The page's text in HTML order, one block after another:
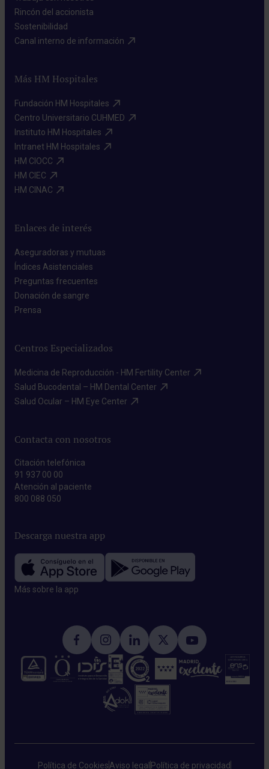
Rincón del accionista​
Sostenibilidad​
Canal interno de información​
Más HM Hospitales
Fundación HM Hospitales​
Centro Universitario CUHMED​
Instituto HM Hospitales​
Intranet HM Hospitales​
HM CIOCC​
HM CIEC​
HM CINAC​
Enlaces de interés
Aseguradoras y mutuas​
Índices Asistenciales​
Preguntas frecuentes​
Donación de sangre​
Prensa​
Centros Especializados
Medicina de Reproducción - HM Fertility Center​
Salud Bucodental – HM Dental Center​
Salud Ocular – HM Eye Center​
Contacta con nosotros
Citación telefónica
91 937 00 00
Atención al paciente
800 088 050
Descarga nuestra app
Más sobre la app​
Política de CookiesAviso legal Política de privacidad